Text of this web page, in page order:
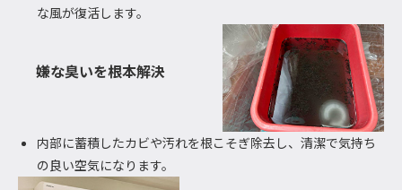
な風が復活します。
嫌な臭いを根本解決
内部に蓄積したカビや汚れを根こそぎ除去し、清潔で気持ち
の良い空気になります。